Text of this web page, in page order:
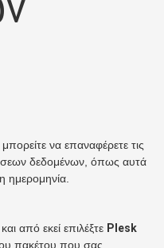
να επαναφέρετε τις
δεδομένων, όπως αυτά
ημερομηνία.
και από εκεί επιλέξτε Plesk
πακέτου που σας